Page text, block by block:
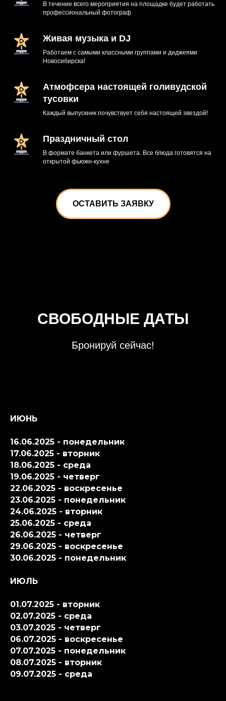
В течение всего мероприятия на площадке будет работать
профессиональный фотограф
Живая музыка и DJ
Работаем с самыми классными группами и диджеями
Новосибирска!
Атмофсера настоящей голивудской
тусовки
Каждый выпускник почувствует себя настоящей звездой!
Праздничный стол
В формате банкета или фуршета. Все блюда готовятся на
открытой фьюжн-кухне
ОСТАВИТЬ ЗАЯВКУ
СВОБОДНЫЕ ДАТЫ
Бронируй сейчас!
ИЮНЬ
16.06.2025 - понедельник
17.06.2025 - вторник
18.06.2025 - среда
19.06.2025 - четверг
22.06.2025 - воскресенье
23.06.2025 - понедельник
24.06.2025 - вторник
25.06.2025 - среда
26.06.2025 - четверг
29.06.2025 - воскресенье
30.06.2025 - понедельник
ИЮЛЬ
01.07.2025 - вторник
02.07.2025 - среда
03.07.2025 - четверг
06.07.2025 - воскресенье
07.07.2025 - понедельник
08.07.2025 - вторник
09.07.2025 - среда